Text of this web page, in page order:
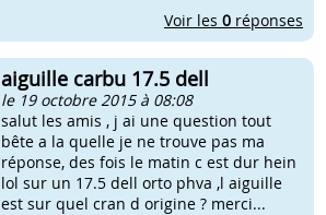
Voir les 0 réponses
aiguille carbu 17.5 dell
le 19 octobre 2015 à 08:08
salut les amis , j ai une question tout
bête a la quelle je ne trouve pas ma
réponse, des fois le matin c est dur hein
lol sur un 17.5 dell orto phva ,l aiguille
est sur quel cran d origine ? merci...